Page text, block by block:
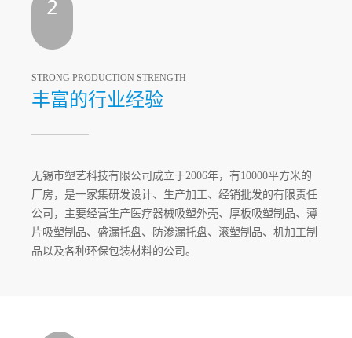
STRONG PRODUCTION STRENGTH
丰富的行业经验
无锡市塑艺科技有限公司成立于2006年，有10000平方米的
厂房，是一家集研发设计、生产加工、经销批发的有限责任
公司，主要经营生产医疗器械吸塑外壳、厚板吸塑制品、薄
片吸塑制品、盛漏托盘、防渗漏托盘、滚塑制品、机加工制
品以及各种环保包装材料的公司。